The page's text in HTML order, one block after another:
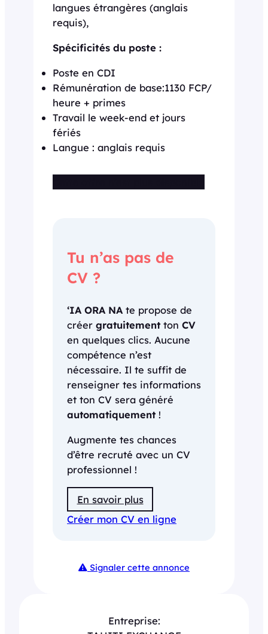
langues étrangères (anglais
requis),
Spécificités du poste :
Poste en CDI
Rémunération de base:1130 FCP/
heure + primes
Travail le week-end et jours
fériés
Langue : anglais requis
Tu n’as pas de
CV ?
‘IA ORA NA te propose de
créer gratuitementton CV
en quelques clics. Aucune
compétence n’est
nécessaire. Il te suffit de
renseigner tes informations
et ton CV sera généré
automatiquement!
Augmente tes chances
d’être recruté avec un CV
professionnel !
En savoir plus
Créer mon CV en ligne
Signaler cette annonce
Entreprise: